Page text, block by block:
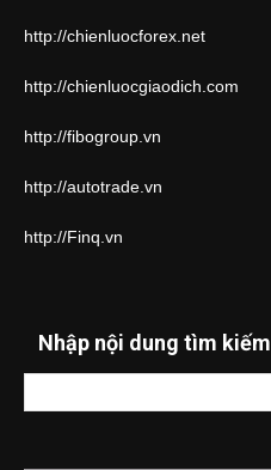
http://chienluocforex.net
http://chienluocgiaodich.com
http://fibogroup.vn
http://autotrade.vn
http://Finq.vn
Nhập nội dung tìm kiếm